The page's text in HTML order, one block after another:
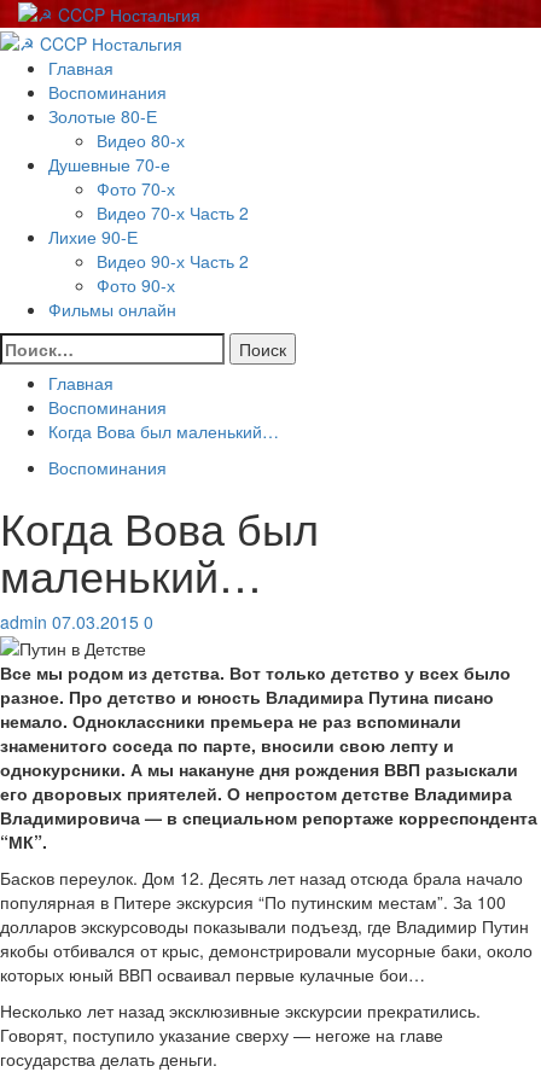
Перейти
к
содержимому
Основное
меню
Главная
Воспоминания
Золотые 80-Е
Видео 80-х
Душевные 70-е
Фото 70-х
Видео 70-х Часть 2
Лихие 90-Е
Видео 90-х Часть 2
Фото 90-х
Фильмы онлайн
Найти:
Главная
Воспоминания
Когда Вова был маленький…
Воспоминания
Когда Вова был
маленький…
admin 07.03.2015 0
Все мы родом из детства. Вот только детство у всех было
разное. Про детство и юность Владимира Путина писано
немало. Одноклассники премьера не раз вспоминали
знаменитого соседа по парте, вносили свою лепту и
однокурсники. А мы накануне дня рождения ВВП разыскали
его дворовых приятелей. О непростом детстве Владимира
Владимировича — в специальном репортаже корреспондента
“МК”.
Басков переулок. Дом 12. Десять лет назад отсюда брала начало
популярная в Питере экскурсия “По путинским местам”. За 100
долларов экскурсоводы показывали подъезд, где Владимир Путин
якобы отбивался от крыс, демонстрировали мусорные баки, около
которых юный ВВП осваивал первые кулачные бои…
Несколько лет назад эксклюзивные экскурсии прекратились.
Говорят, поступило указание сверху — негоже на главе
государства делать деньги.